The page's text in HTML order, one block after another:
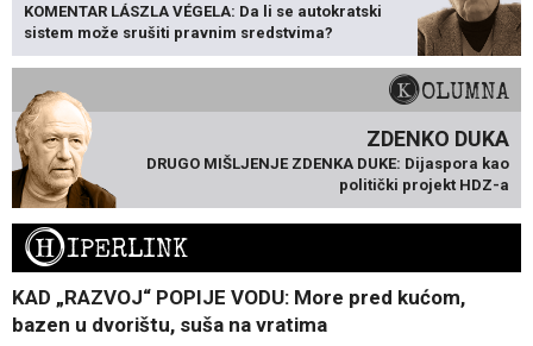
KOMENTAR LÁSZLA VÉGELA: Da li se autokratski
sistem može srušiti pravnim sredstvima?
KOLUMNA
ZDENKO DUKA
DRUGO MIŠLJENJE ZDENKA DUKE: Dijaspora kao
politički projekt HDZ-a
HIPERLINK
KAD „RAZVOJ“ POPIJE VODU: More pred kućom,
bazen u dvorištu, suša na vratima